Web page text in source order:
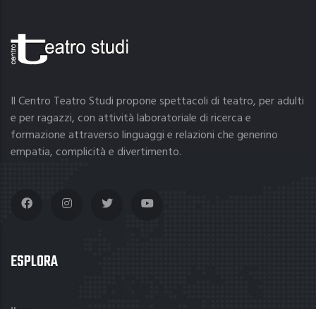
Il Centro Teatro Studi propone spettacoli di teatro, per adulti
e per ragazzi, con attività laboratoriale di ricerca e
formazione attraverso linguaggi e relazioni che generino
empatia, complicità e divertimento.
ESPLORA